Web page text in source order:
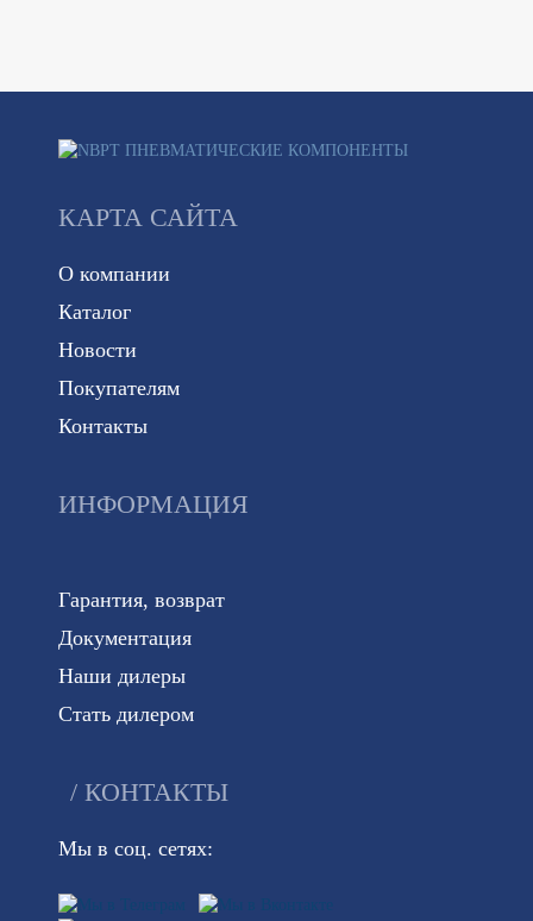
КАРТА САЙТА
О компании
Каталог
Новости
Покупателям
Контакты
ИНФОРМАЦИЯ
Гарантия, возврат
Документация
Наши дилеры
Стать дилером
КОНТАКТЫ
Мы в соц. сетях: